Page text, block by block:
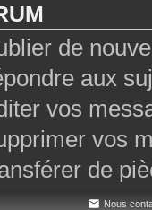
de
aux
vos
vos
de
Nous